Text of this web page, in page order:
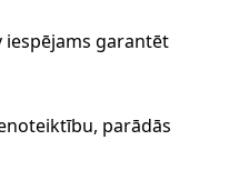
iespējams garantēt
parādās